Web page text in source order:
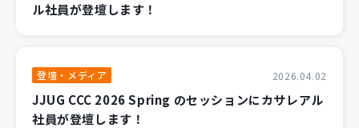
ル社員が登壇します！
登壇・メディア 2026.04.02
JJUG CCC 2026 Spring のセッションにカサレアル
社員が登壇します！